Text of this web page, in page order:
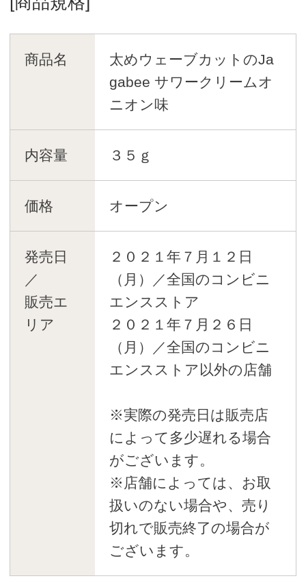
商品名
太めウェーブカットのJa
gabee サワークリームオ
ニオン味
内容量 ３５ｇ
価格 オープン
発売日
／
販売エ
リア
２０２１年７月１２日
（月）／全国のコンビニ
エンスストア
２０２１年７月２６日
（月）／全国のコンビニ
エンスストア以外の店舗
※実際の発売日は販売店
によって多少遅れる場合
がございます。
※店舗によっては、お取
扱いのない場合や、売り
切れで販売終了の場合が
ございます。